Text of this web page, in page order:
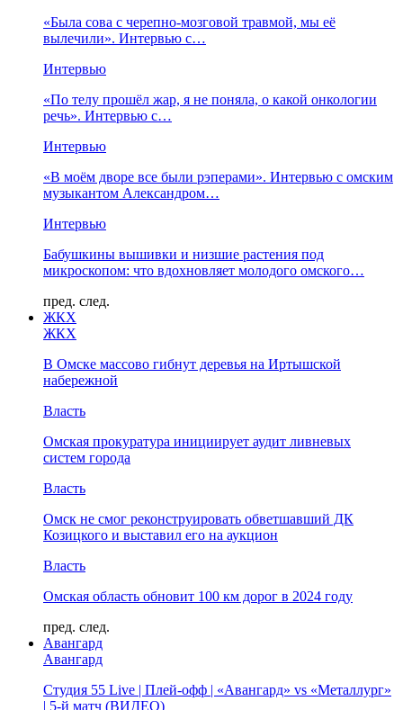
«Была сова с черепно-мозговой травмой, мы её
вылечили». Интервью с…
Интервью
«По телу прошёл жар, я не поняла, о какой онкологии
речь». Интервью с…
Интервью
«В моём дворе все были рэперами». Интервью с омским
музыкантом Александром…
Интервью
Бабушкины вышивки и низшие растения под
микроскопом: что вдохновляет молодого омского…
пред. след.
ЖКХ
ЖКХ
В Омске массово гибнут деревья на Иртышской
набережной
Власть
Омская прокуратура инициирует аудит ливневых
систем города
Власть
Омск не смог реконструировать обветшавший ДК
Козицкого и выставил его на аукцион
Власть
Омская область обновит 100 км дорог в 2024 году
пред. след.
Авангард
Авангард
Студия 55 Live | Плей-офф | «Авангард» vs «Металлург»
| 5-й матч (ВИДЕО)